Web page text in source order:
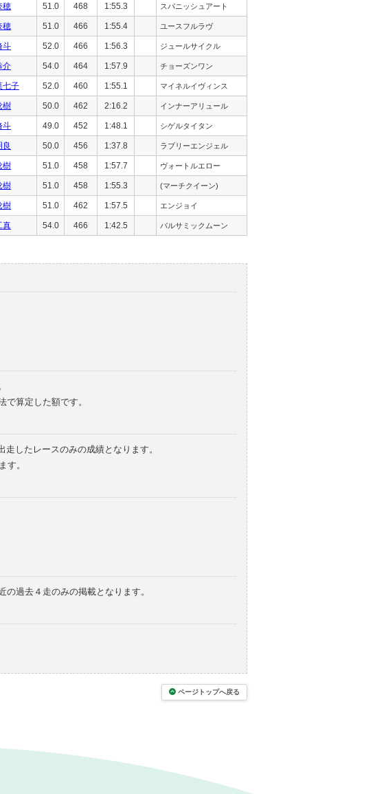
穂 51.0 468 1:55.3 スパニッシュアート
穂 51.0 466 1:55.4 ユースフルラヴ
斗 52.0 466 1:56.3 ジュールサイクル
介 54.0 464 1:57.9 チョーズンワン
七子 52.0 460 1:55.1 マイネルイヴィンス
樹 50.0 462 2:16.2 インナーアリュール
斗 49.0 452 1:48.1 シゲルタイタン
良 50.0 456 1:37.8 ラブリーエンジェル
樹 51.0 458 1:57.7 ヴォートルエロー
樹 51.0 458 1:55.3 (マーチクイーン)
樹 51.0 462 1:57.5 エンジョイ
真 54.0 466 1:42.5 バルサミックムーン
算定した額です。
したレースのみの成績となります。
す。
過去４走のみの掲載となります。
ページトップへ戻る